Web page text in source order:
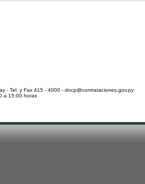
- Tel. y Fax 415 - 4000 - dncp@contrataciones.gov.py
a 15:00 horas